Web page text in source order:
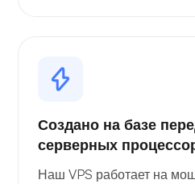
Создано на базе
серверных
Наш VPS работает на